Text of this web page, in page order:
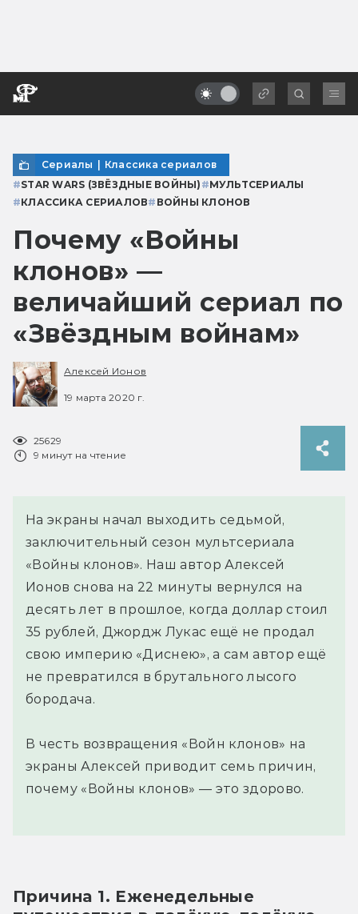
Сериалы | Классика сериалов
#STAR WARS (ЗВЁЗДНЫЕ ВОЙНЫ) #МУЛЬТСЕРИАЛЫ
#КЛАССИКА СЕРИАЛОВ# ВОЙНЫ КЛОНОВ
Почему «Войны
клонов» —
величайший сериал по
«Звёздным войнам»
Алексей Ионов
19 марта 2020 г.
25629
9 минут на чтение
На экраны начал выходить седьмой,
заключительный сезон мультсериала
«Войны клонов». Наш автор Алексей
Ионов снова на 22 минуты вернулся на
десять лет в прошлое, когда доллар стоил
35 рублей, Джордж Лукас ещё не продал
свою империю «Диснею», а сам автор ещё
не превратился в брутального лысого
бородача.
В честь возвращения «Войн клонов» на
экраны Алексей приводит семь причин,
почему «Войны клонов» — это здорово.
Причина 1. Еженедельные